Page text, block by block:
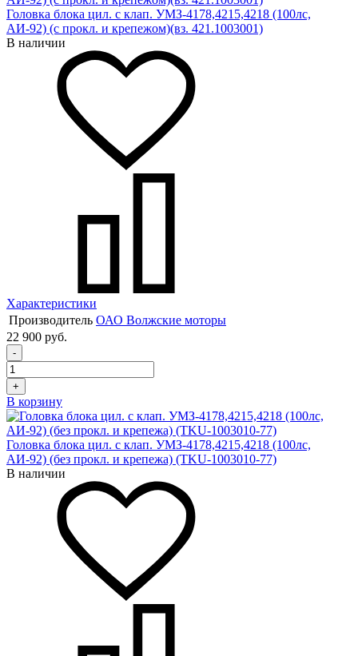
Головка блока цил. с клап. УМЗ-4178,4215,4218 (100лс,
АИ-92) (с прокл. и крепежом)(вз. 421.1003001)
В наличии
Характеристики
Производитель ОАО Волжские моторы
22 900 руб.
-
+
В корзину
Головка блока цил. с клап. УМЗ-4178,4215,4218 (100лс,
АИ-92) (без прокл. и крепежа) (TKU-1003010-77)
В наличии